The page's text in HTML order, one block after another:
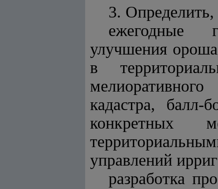
3. Определить,
ежегодные
улучшения
в
кадастра, балл-
конкретных
управлений
разработка